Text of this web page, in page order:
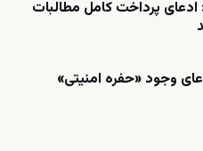
پرداخت کامل مطالبات
وجود «حفره امنیتی»